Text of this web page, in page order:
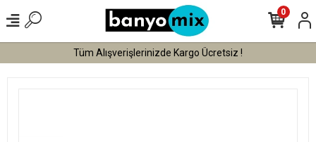
Tüm Alışverişlerinizde Kargo Ücretsiz !
0